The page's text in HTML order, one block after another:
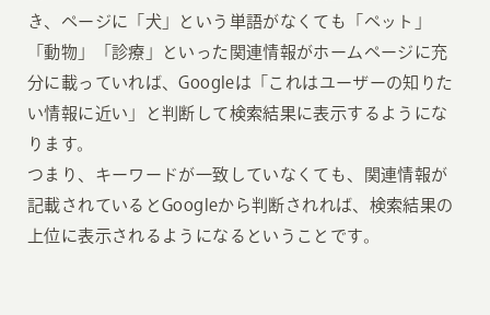
き、ページに「犬」という単語がなくても「ペット」
「動物」「診療」といった関連情報がホームページに充
分に載っていれば、Googleは「これはユーザーの知りた
い情報に近い」と判断して検索結果に表示するようにな
ります。
つまり、キーワードが一致していなくても、関連情報が
記載されているとGoogleから判断されれば、検索結果の
上位に表示されるようになるということです。